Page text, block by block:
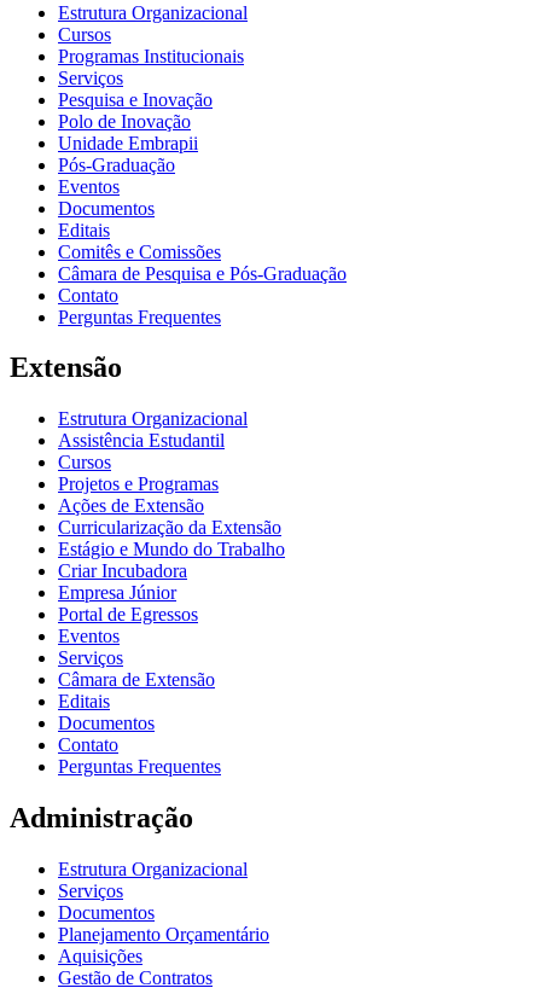
Estrutura Organizacional
Cursos
Programas Institucionais
Serviços
Pesquisa e Inovação
Polo de Inovação
Unidade Embrapii
Pós-Graduação
Eventos
Documentos
Editais
Comitês e Comissões
Câmara de Pesquisa e Pós-Graduação
Contato
Perguntas Frequentes
Extensão
Estrutura Organizacional
Assistência Estudantil
Cursos
Projetos e Programas
Ações de Extensão
Curricularização da Extensão
Estágio e Mundo do Trabalho
Criar Incubadora
Empresa Júnior
Portal de Egressos
Eventos
Serviços
Câmara de Extensão
Editais
Documentos
Contato
Perguntas Frequentes
Administração
Estrutura Organizacional
Serviços
Documentos
Planejamento Orçamentário
Aquisições
Gestão de Contratos